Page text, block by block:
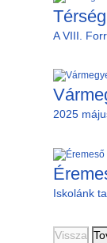
A VIII.
2025
Iskolánk
Vissza